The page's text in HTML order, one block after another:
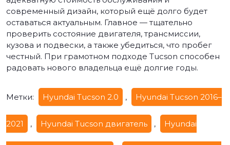
современный дизайн, который ещё долго будет
оставаться актуальным. Главное — тщательно
проверить состояние двигателя, трансмиссии,
кузова и подвески, а также убедиться, что пробег
честный. При грамотном подходе Tucson способен
радовать нового владельца ещё долгие годы.
Метки: Hyundai Tucson 2.0 , Hyundai Tucson 2016–
2021 , Hyundai Tucson двигатель , Hyundai